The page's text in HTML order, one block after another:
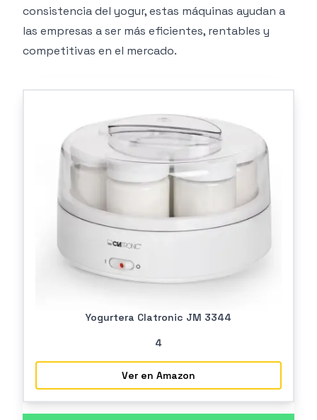
consistencia del yogur, estas máquinas ayudan a
las empresas a ser más eficientes, rentables y
competitivas en el mercado.
Yogurtera Clatronic JM 3344
4
Ver en Amazon